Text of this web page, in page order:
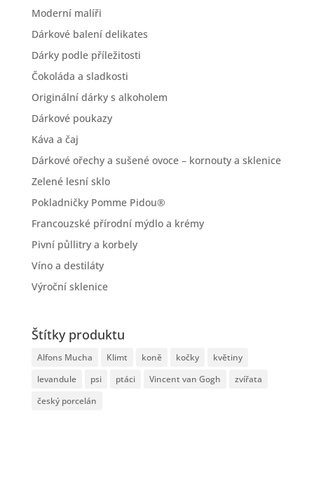
Moderní malíři
Dárkové balení delikates
Dárky podle příležitosti
Čokoláda a sladkosti
Originální dárky s alkoholem
Dárkové poukazy
Káva a čaj
Dárkové ořechy a sušené ovoce – kornouty a sklenice
Zelené lesní sklo
Pokladničky Pomme Pidou®
Francouzské přírodní mýdlo a krémy
Pivní půllitry a korbely
Víno a destiláty
Výroční sklenice
Štítky produktu
Alfons Mucha Klimt koně kočky
květiny
levandule
psi ptáci Vincent van Gogh
zvířata
český porcelán